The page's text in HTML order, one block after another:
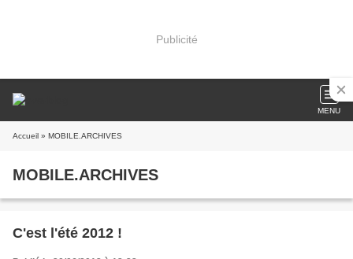
Publicité
MENU
Accueil » MOBILE.ARCHIVES
MOBILE.ARCHIVES
C'est l'été 2012 !